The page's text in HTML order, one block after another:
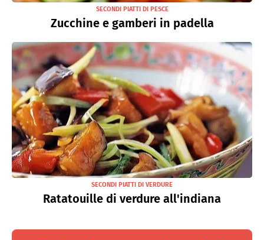
SECONDI PIATTI DI PESCE
Zucchine e gamberi in padella
SECONDI PIATTI DI VERDURE
Ratatouille di verdure all'indiana